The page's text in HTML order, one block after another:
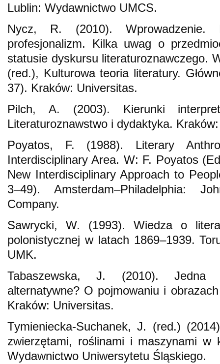
Lublin: Wydawnictwo UMCS.
Nycz, R. (2010). Wprowadzenie.
profesjonalizm. Kilka uwag o
statusie dyskursu literaturoznawczego.
(red.), Kulturowa teoria literatury.
37). Kraków: Universitas.
Pilch, A. (2003). Kierunki
Literaturoznawstwo i dydaktyka.
Poyatos, F. (1988). Literary
Interdisciplinary Area. W: F. Poyatos
New Interdisciplinary Approach to
3–49). Amsterdam–Philadelphia:
Company.
Sawrycki, W. (1993). Wiedza o
polonistycznej w latach 1869–1939.
UMK.
Tabaszewska, J. (2010). Jedna
alternatywne? O pojmowaniu i
Kraków: Universitas.
Tymieniecka-Suchanek, J. (red.)
zwierzętami, roślinami i maszynami w
Wydawnictwo Uniwersytetu Śląskiego.